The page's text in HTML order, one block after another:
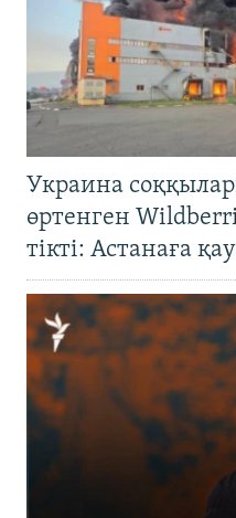
Украина
өртенген
тікті: Астанаға